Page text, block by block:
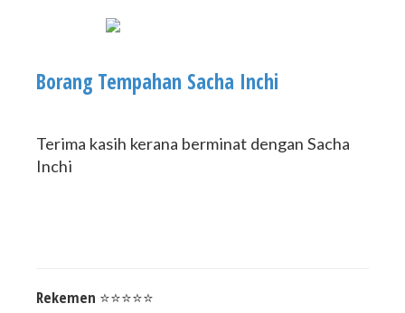
Borang Tempahan Sacha Inchi
Terima kasih kerana berminat dengan Sacha
Inchi
Rekemen ⭐⭐⭐⭐⭐